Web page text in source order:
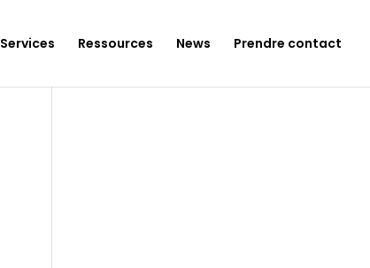
Services Ressources News Prendre contact